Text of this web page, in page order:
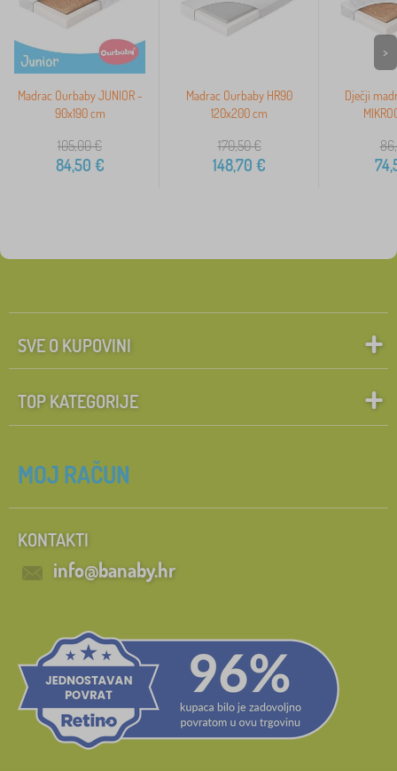
Madrac Ourbaby JUNIOR -
90x190 cm
105,00€
84,50 €
Madrac Ourbaby HR90
120x200 cm
170,50€
148,70 €
Dječji
>
SVE O KUPOVINI
TOP KATEGORIJE
MOJ RAČUN
KONTAKTI
info@banaby.hr